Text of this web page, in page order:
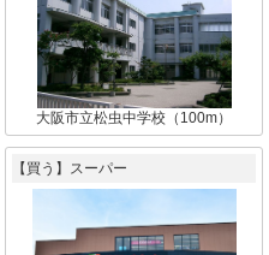
大阪市立松虫中学校（100m）
【買う】スーパー